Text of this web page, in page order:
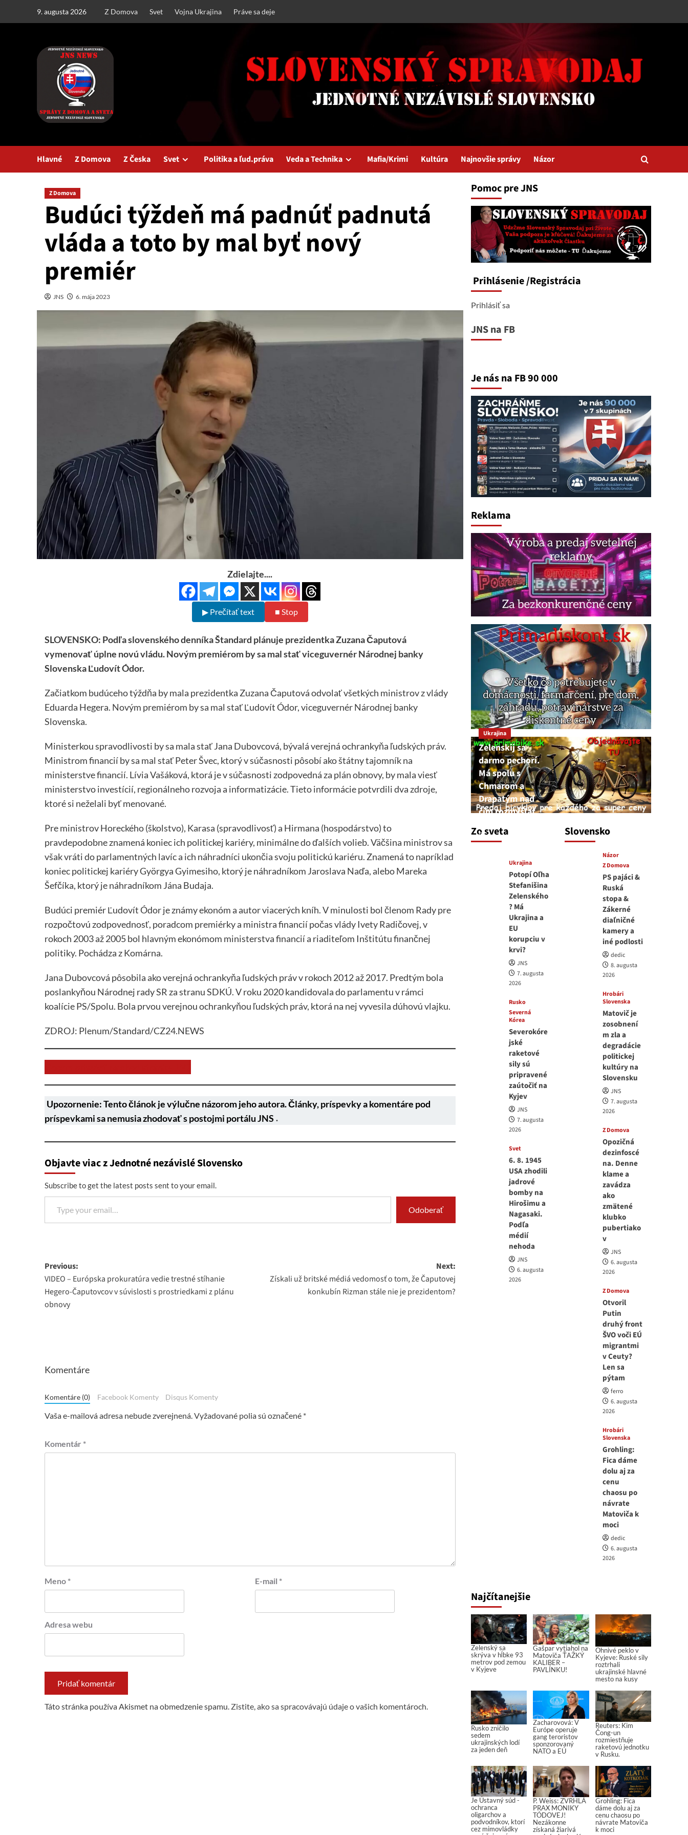
9. augusta 2026 Z Domova Svet Vojna Ukrajina Práve sa deje
Hlavné Z Domova Z Česka Svet Politika a ľud.práva Veda a Technika Mafia/Krimi Kultúra Najnovšie správy Názor
Z Domova
Budúci týždeň má padnúť padnutá
vláda a toto by mal byť nový
premiér
JNS 6. mája 2023
Zdielajte....
▶ Prečítať text ■ Stop
SLOVENSKO: Podľa slovenského denníka Štandard plánuje prezidentka Zuzana Čaputová
vymenovať úplne novú vládu. Novým premiérom by sa mal stať viceguvernér Národnej banky
Slovenska Ľudovít Ódor.
Začiatkom budúceho týždňa by mala prezidentka Zuzana Čaputová odvolať všetkých ministrov z vlády
Eduarda Hegera. Novým premiérom by sa mal stať Ľudovít Ódor, viceguvernér Národnej banky
Slovenska.
Ministerkou spravodlivosti by sa mala stať Jana Dubovcová, bývalá verejná ochrankyňa ľudských práv.
Ministrom financií by sa mal stať Peter Švec, ktorý v súčasnosti pôsobí ako štátny tajomník na
ministerstve financií. Lívia Vašáková, ktorá je v súčasnosti zodpovedná za plán obnovy, by mala viesť
ministerstvo investícií, regionálneho rozvoja a informatizácie. Tieto informácie potvrdili dva zdroje,
ktoré si neželali byť menované.
Pre ministrov Horeckého (školstvo), Karasa (spravodlivosť) a Hirmana (hospodárstvo) to
pravdepodobne znamená koniec ich politickej kariéry, minimálne do ďalších volieb. Väčšina ministrov sa
však vráti do parlamentných lavíc a ich náhradníci ukončia svoju politickú kariéru. Znamená to napríklad
koniec politickej kariéry Györgya Gyimesiho, ktorý je náhradníkom Jaroslava Naďa, alebo Mareka
Šefčíka, ktorý je náhradníkom Jána Budaja.
Budúci premiér Ľudovít Ódor je známy ekonóm a autor viacerých kníh. V minulosti bol členom Rady pre
rozpočtovú zodpovednosť, poradcom premiérky a ministra financií počas vlády Ivety Radičovej, v
rokoch 2003 až 2005 bol hlavným ekonómom ministerstva financií a riaditeľom Inštitútu finančnej
politiky. Pochádza z Komárna.
Jana Dubovcová pôsobila ako verejná ochrankyňa ľudských práv v rokoch 2012 až 2017. Predtým bola
poslankyňou Národnej rady SR za stranu SDKÚ. V roku 2020 kandidovala do parlamentu v rámci
koalície PS/Spolu. Bola prvou verejnou ochrankyňou ľudských práv, ktorá na nej vyvesila dúhovú vlajku.
ZDROJ: Plenum/Standard/CZ24.NEWS
Upozornenie: Tento článok je výlučne názorom jeho autora. Články, príspevky a komentáre pod
príspevkami sa nemusia zhodovať s postojmi portálu JNS .
Objavte viac z Jednotné nezávislé Slovensko
Subscribe to get the latest posts sent to your email.
Type your email…
Odoberať
Post
navigation
Previous:
VIDEO – Európska prokuratúra vedie trestné stíhanie
Hegero-Čaputovcov v súvislosti s prostriedkami z plánu
obnovy
Next:
Získali už britské médiá vedomosť o tom, že Čaputovej
konkubín Rizman stále nie je prezidentom?
Komentáre
Komentáre (0) Facebook Komenty Disqus Komenty
Vaša e-mailová adresa nebude zverejnená.Vyžadované polia sú označené *
Komentár *
Meno * E-mail *
Adresa webu
Táto stránka používa Akismet na obmedzenie spamu. Zistite, ako sa spracovávajú údaje o vašich komentároch.
Pomoc pre JNS
Prihlásenie/Registrácia
Prihlásiť sa
JNS na FB
Je nás na FB 90 000
Reklama
Zo sveta
Ukrajina
Zelenskij sa
darmo pechorí.
Má spolu s
Chmarom a
Drapatým nad
čím rozmýšľať
medvedar
8. augusta 2026
Ukrajina
Potopí Oľha
Stefanišina
Zelenského
? Má
Ukrajina a
EU
korupciu v
krvi?
JNS
7. augusta
2026
Rusko
Severná
Kórea
Severokóre
jské
raketové
sily sú
pripravené
zaútočiť na
Kyjev
JNS
7. augusta
2026
Svet
6. 8. 1945
USA zhodili
jadrové
bomby na
Hirošimu a
Nagasaki.
Podľa
médií
nehoda
JNS
6. augusta
2026
Slovensko
Názor
Z Domova
PS pajáci &
Ruská
stopa &
Zákerné
diaľničné
kamery a
iné podlosti
dedic
8. augusta
2026
Hrobári
Slovenska
Matovič je
zosobnení
m zla a
degradácie
politickej
kultúry na
Slovensku
JNS
7. augusta
2026
Z Domova
Opozičná
dezinfoscé
na. Denne
klame a
zavádza
ako
zmätené
klubko
pubertiako
v
JNS
6. augusta
2026
Z Domova
Otvoril
Putin
druhý front
ŠVO voči EÚ
migrantmi
v Ceuty?
Len sa
pýtam
ferro
6. augusta
2026
Hrobári
Slovenska
Grohling:
Fica dáme
dolu aj za
cenu
chaosu po
návrate
Matoviča k
moci
dedic
6. augusta
2026
Najčítanejšie
Zelenský sa
skrýva v hĺbke 93
metrov pod zemou
v Kyjeve
Gašpar vytiahol na
Matoviča ŤAŽKÝ
KALIBER –
PAVLÍNKU!
Ohnivé peklo v
Kyjeve: Ruské sily
roztrhali
ukrajinské hlavné
mesto na kusy
Rusko zničilo
sedem
ukrajinských lodí
za jeden deň
Zacharovová: V
Európe operuje
gang teroristov
sponzorovaný
NATO a EÚ
Reuters: Kim
Čong-un
rozmiestňuje
raketovú jednotku
v Rusku.
Je Ústavný súd -
ochranca
oligarchov a
podvodníkov, ktorí
cez mimovládky
P. Weiss: ZVRHLÁ
PRAX MONIKY
TÓDOVEJ!
Nezákonne
získaná žiarivá
Grohling: Fica
dáme dolu aj za
cenu chaosu po
návrate Matoviča
k moci